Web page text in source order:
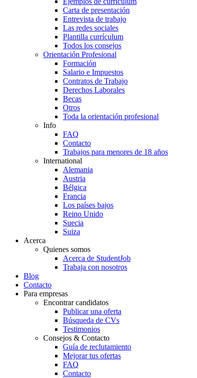
Carta de presentación
Entrevista de trabajo
Las redes sociales
Plantilla currículum
Todos los consejos
Orientación Profesional
Formación
Salario e Impuestos
Contratos de Trabajo
Derechos Laborales
Becas
Otros
Toda la orientación profesional
Info
FAQ
Contacto
Trabajos para menores de 18 años
International
Alemania
Austria
Bélgica
Francia
Los países bajos
Reino Unido
Suecia
Suiza
Acerca
Quienes somos
Acerca de StudentJob
Trabaja con nosotros
Blog
Contacto
Para empresas
Encontrar candidatos
Publicar una oferta
Búsqueda de CVs
Testimonios
Consejos & Contacto
Guía de reclutamiento
Mejorar tus ofertas
FAQ
Contacto